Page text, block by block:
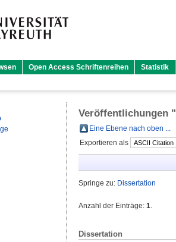
Open Access Schriftenreihen Statistik
Veröffentlichungen "
Eine Ebene nach oben ...
Exportieren als
Springe zu: Dissertation
Anzahl der Einträge: 1.
Dissertation